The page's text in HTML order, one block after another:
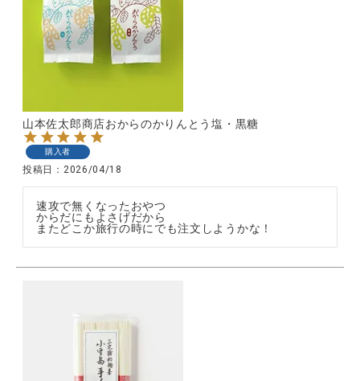
山本佐太郎商店おからのかりんとう塩・黒糖
購入者
投稿日 2026/04/18
速攻で無くなったおやつ
からだにもよさげだから
またどこか旅行の時にでも注文しようかな！